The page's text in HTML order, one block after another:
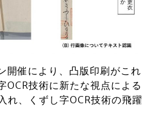
開催により、凸版印刷がこれ
OCR技術に新たな視点による
れ、くずし字OCR技術の飛躍